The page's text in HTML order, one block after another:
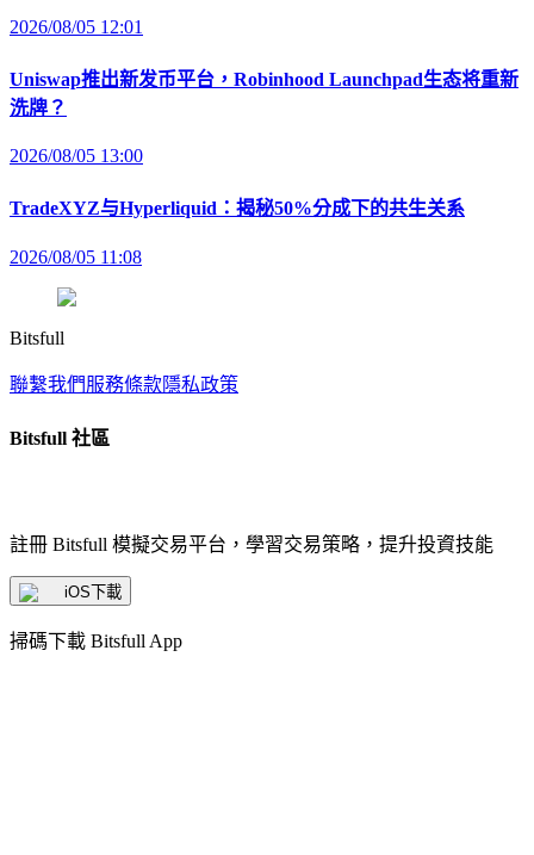
2026/08/05 12:01
Uniswap推出新发币平台，Robinhood Launchpad生态将重新
洗牌？
2026/08/05 13:00
TradeXYZ与Hyperliquid：揭秘50%分成下的共生关系
2026/08/05 11:08
Bitsfull
聯繫我們服務條款隱私政策
Bitsfull 社區
註冊 Bitsfull 模擬交易平台，學習交易策略，提升投資技能
iOS下載
掃碼下載 Bitsfull App